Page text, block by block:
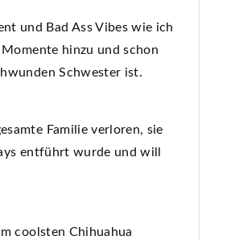
und Bad Ass Vibes wie ich
hinzu und schon
Schwester ist.
Familie verloren, sie
entführt wurde und will
coolsten Chihuahua